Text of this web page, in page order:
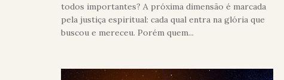
todos importantes? A próxima dimensão é marcada
pela justiça espiritual: cada qual entra na glória que
buscou e mereceu. Porém quem...